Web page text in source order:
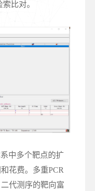
比对。
中多个靶点的扩
花费。多重PCR
代测序的靶向富